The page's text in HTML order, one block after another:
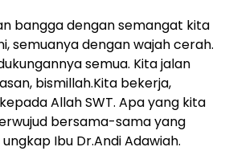
bangga dengan semangat kita
semuanya dengan wajah cerah.
semua. Kita jalan
bismillah.Kita bekerja,
Allah SWT. Apa yang kita
bersama-sama yang
ungkap Ibu Dr.Andi Adawiah.